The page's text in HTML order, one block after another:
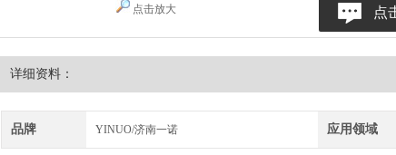
点击放大 点
详细资料：
品牌 YINUO/济南一诺 应用领域